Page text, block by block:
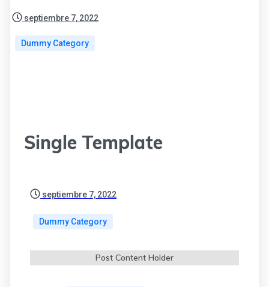
septiembre 7, 2022
Dummy Category
Single Template
septiembre 7, 2022
Dummy Category
Post Content Holder